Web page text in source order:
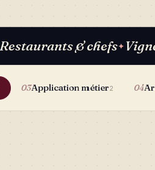
Restaurants & chefs✦
03Application métier2 04